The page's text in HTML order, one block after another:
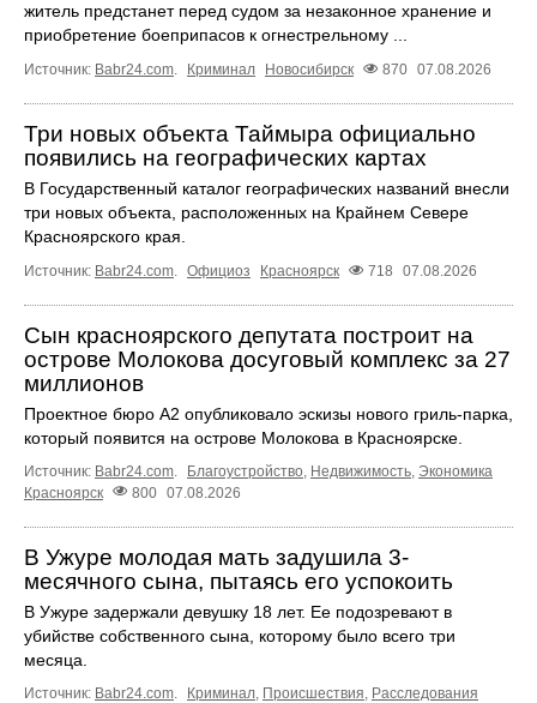
житель предстанет перед судом за незаконное хранение и
приобретение боеприпасов к огнестрельному ...
Источник: Babr24.com. Криминал Новосибирск 870 07.08.2026
Три новых объекта Таймыра официально
появились на географических картах
В Государственный каталог географических названий внесли
три новых объекта, расположенных на Крайнем Севере
Красноярского края.
Источник: Babr24.com. Официоз Красноярск 718 07.08.2026
Сын красноярского депутата построит на
острове Молокова досуговый комплекс за 27
миллионов
Проектное бюро А2 опубликовало эскизы нового гриль-парка,
который появится на острове Молокова в Красноярске.
Источник: Babr24.com. Благоустройство, Недвижимость, Экономика
Красноярск
800 07.08.2026
В Ужуре молодая мать задушила 3-
месячного сына, пытаясь его успокоить
В Ужуре задержали девушку 18 лет. Ее подозревают в
убийстве собственного сына, которому было всего три
месяца.
Источник: Babr24.com Криминал Происшествия Расследования